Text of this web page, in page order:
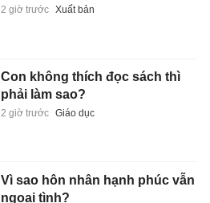
2 giờ trước Xuất bản
Con không thích đọc sách thì
phải làm sao?
2 giờ trước Giáo dục
Vì sao hôn nhân hạnh phúc vẫn
ngoại tình?